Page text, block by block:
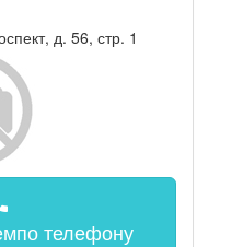
д. 56, стр. 1
по телефону